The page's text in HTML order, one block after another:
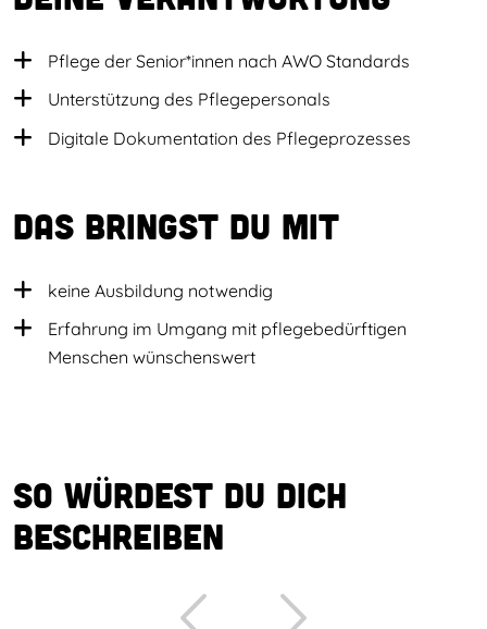
Pflege der Senior*innen nach AWO Standards
Unterstützung des Pflegepersonals
Digitale Dokumentation des Pflegeprozesses
Das bringst du mit
keine Ausbildung notwendig
Erfahrung im Umgang mit pflegebedürftigen
Menschen wünschenswert
So würdest du dich
beschreiben